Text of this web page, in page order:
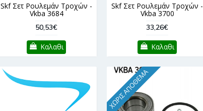
Skf Σετ Ρουλεμάν Τροχών -
Vkba 3684
50,53€
Καλαθι
Skf Σετ Ρουλεμάν Τροχών -
Vkba 3700
33,26€
Καλαθι
ΧΩΡΊΣ ΑΠΌΘΕΜΑ